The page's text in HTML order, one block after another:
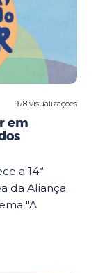
978 visualizações
em
a 14ª
da Aliança
"A